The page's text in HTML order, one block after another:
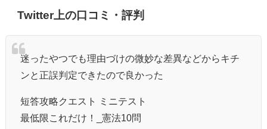
Twitter上の口コミ・評判
迷ったやつでも理由づけの微妙な差異などからキチ
ンと正誤判定できたので良かった
短答攻略クエスト ミニテスト
最低限これだけ！_憲法10問